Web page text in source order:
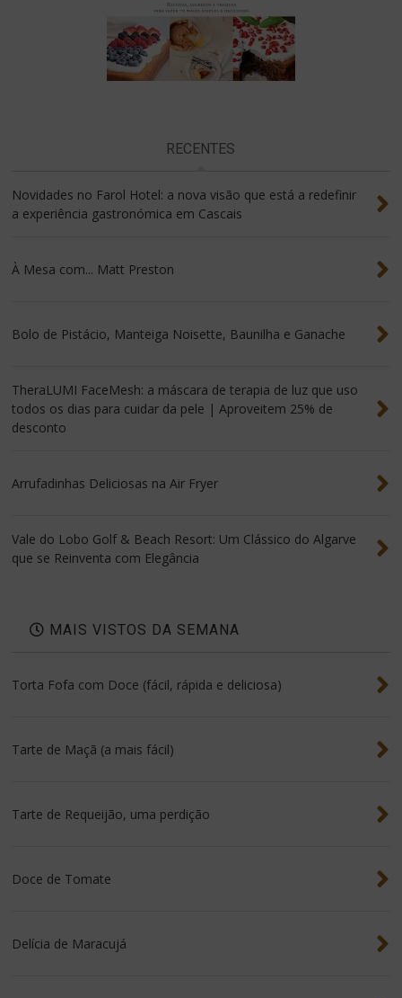
RECENTES
Novidades no Farol Hotel: a nova visão que está a redefinir
a experiência gastronómica em Cascais
À Mesa com... Matt Preston
Bolo de Pistácio, Manteiga Noisette, Baunilha e Ganache
TheraLUMI FaceMesh: a máscara de terapia de luz que uso
todos os dias para cuidar da pele | Aproveitem 25% de
desconto
Arrufadinhas Deliciosas na Air Fryer
Vale do Lobo Golf & Beach Resort: Um Clássico do Algarve
que se Reinventa com Elegância
MAIS VISTOS DA SEMANA
Torta Fofa com Doce (fácil, rápida e deliciosa)
Tarte de Maçã (a mais fácil)
Tarte de Requeijão, uma perdição
Doce de Tomate
Delícia de Maracujá